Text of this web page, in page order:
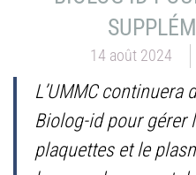
14 août 2024
L’UMMC continuera
Biolog-id pour gérer
plaquettes et le